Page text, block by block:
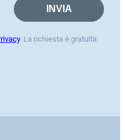
. La richiesta è gratuita